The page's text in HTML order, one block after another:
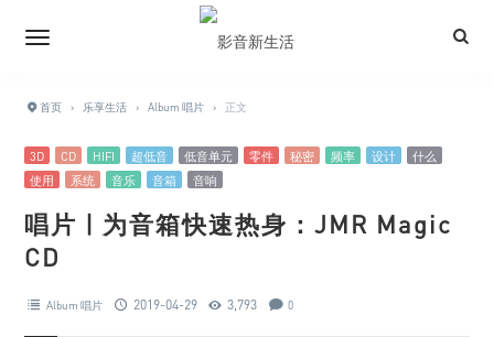
首页 › 乐享生活 › Album 唱片 › 正文
3D CD HIFI 超低音 低音单元 零件 秘密 频率 设计
什么
使用
系统 音乐 音箱 音响
唱片 | 为音箱快速热身：JMR Magic
CD
Album 唱片 2019-04-29 3,793 0